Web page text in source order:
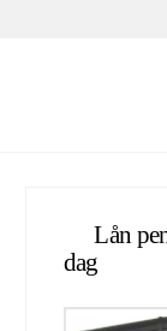
Lån
dag